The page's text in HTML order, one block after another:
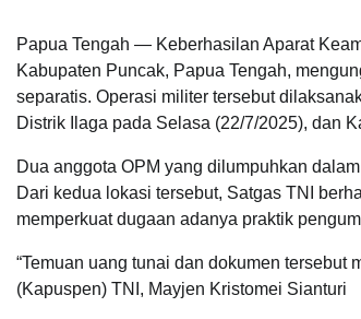
Papua Tengah — Keberhasilan Aparat
Kabupaten Puncak, Papua Tengah,
separatis. Operasi militer tersebut
Distrik Ilaga pada Selasa (22/7/2025), dan
Dua anggota OPM yang dilumpuhkan
Dari kedua lokasi tersebut, Satgas TNI
memperkuat dugaan adanya praktik
“Temuan uang tunai dan dokumen
(Kapuspen) TNI, Mayjen Kristomei Sianturi